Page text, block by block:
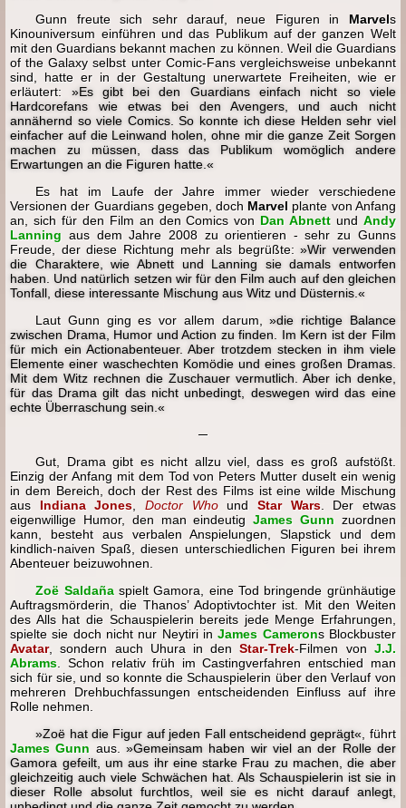
Gunn freute sich sehr darauf, neue Figuren in Marvels
Kinouniversum einführen und das Publikum auf der ganzen Welt
mit den Guardians bekannt machen zu können. Weil die Guardians
of the Galaxy selbst unter Comic-Fans vergleichsweise unbekannt
sind, hatte er in der Gestaltung unerwartete Freiheiten, wie er
erläutert: »Es gibt bei den Guardians einfach nicht so viele
Hardcorefans wie etwas bei den Avengers, und auch nicht
annähernd so viele Comics. So konnte ich diese Helden sehr viel
einfacher auf die Leinwand holen, ohne mir die ganze Zeit Sorgen
machen zu müssen, dass das Publikum womöglich andere
Erwartungen an die Figuren hatte.«
Es hat im Laufe der Jahre immer wieder verschiedene
Versionen der Guardians gegeben, doch Marvel plante von Anfang
an, sich für den Film an den Comics von Dan Abnett und Andy
Lanning aus dem Jahre 2008 zu orientieren - sehr zu Gunns
Freude, der diese Richtung mehr als begrüßte:»Wir verwenden
die Charaktere, wie Abnett und Lanning sie damals entworfen
haben. Und natürlich setzen wir für den Film auch auf den gleichen
Tonfall, diese interessante Mischung aus Witz und Düsternis.«
Laut Gunn ging es vor allem darum,»die richtige Balance
zwischen Drama, Humor und Action zu finden. Im Kern ist der Film
für mich ein Actionabenteuer. Aber trotzdem stecken in ihm viele
Elemente einer waschechten Komödie und eines großen Dramas.
Mit dem Witz rechnen die Zuschauer vermutlich. Aber ich denke,
für das Drama gilt das nicht unbedingt, deswegen wird das eine
echte Überraschung sein.«
─
Gut, Drama gibt es nicht allzu viel, dass es groß aufstößt.
Einzig der Anfang mit dem Tod von Peters Mutter duselt ein wenig
in dem Bereich, doch der Rest des Films ist eine wilde Mischung
aus Indiana Jones ,Doctor Whound Star Wars. Der etwas
eigenwillige Humor, den man eindeutigJames Gunn zuordnen
kann, besteht aus verbalen Anspielungen, Slapstick und dem
kindlich-naiven Spaß, diesen unterschiedlichen Figuren bei ihrem
Abenteuer beizuwohnen.
Zoë Saldañaspielt Gamora, eine Tod bringende grünhäutige
Auftragsmörderin, die Thanos’ Adoptivtochter ist. Mit den Weiten
des Alls hat die Schauspielerin bereits jede Menge Erfahrungen,
spielte sie doch nicht nur Neytiri inJames Camerons Blockbuster
Avatar, sondern auch Uhura in denStar-Trek-Filmen von J.J.
Abrams . Schon relativ früh im Castingverfahren entschied man
sich für sie, und so konnte die Schauspielerin über den Verlauf von
mehreren Drehbuchfassungen entscheidenden Einfluss auf ihre
Rolle nehmen.
»Zoë hat die Figur auf jeden Fall entscheidend geprägt« , führt
James Gunn aus. »Gemeinsam haben wir viel an der Rolle der
Gamora gefeilt, um aus ihr eine starke Frau zu machen, die aber
gleichzeitig auch viele Schwächen hat. Als Schauspielerin ist sie in
dieser Rolle absolut furchtlos, weil sie es nicht darauf anlegt,